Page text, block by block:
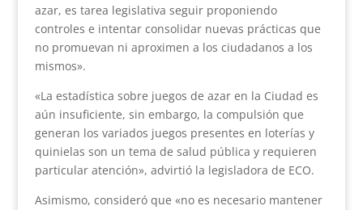
azar, es tarea legislativa seguir proponiendo
controles e intentar consolidar nuevas prácticas que
no promuevan ni aproximen a los ciudadanos a los
mismos».
«La estadística sobre juegos de azar en la Ciudad es
aún insuficiente, sin embargo, la compulsión que
generan los variados juegos presentes en loterías y
quinielas son un tema de salud pública y requieren
particular atención», advirtió la legisladora de ECO.
Asimismo, consideró que «no es necesario mantener